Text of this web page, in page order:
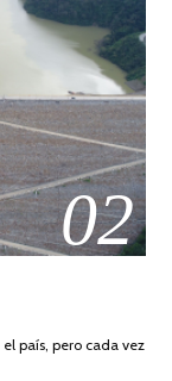
02
país, pero cada vez